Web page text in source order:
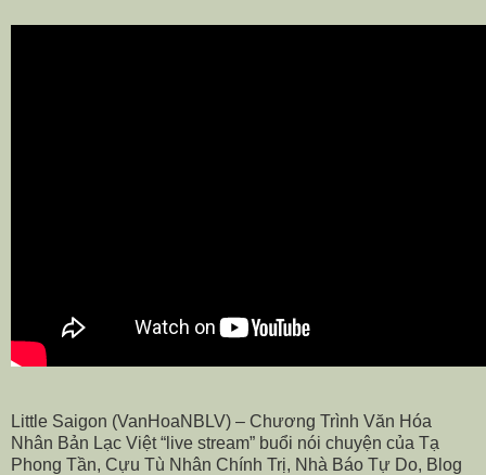
Little Saigon (VanHoaNBLV) – Chương Trình Văn Hóa
Nhân Bản Lạc Việt “live stream” buổi nói chuyện của Tạ
Phong Tần, Cựu Tù Nhân Chính Trị, Nhà Báo Tự Do, Blog